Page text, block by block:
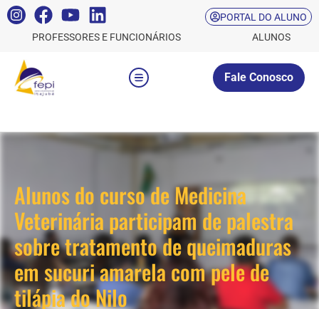
PORTAL DO ALUNO
PROFESSORES E FUNCIONÁRIOS
ALUNOS
Fale Conosco
Alunos do curso de Medicina
Veterinária participam de palestra
sobre tratamento de queimaduras
em sucuri amarela com pele de
tilápia do Nilo